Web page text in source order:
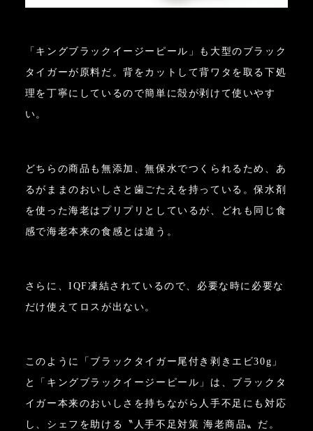
「キングブラックイージーピール」も大型のブラック
タイガーが原料だ。背をカットして背ワタを取る下処
理を丁寧にしているので簡単に殻が剥けて使いやす
い。
どちらの商品も無添加、無保水でつくられるため、あ
るがままのおいしさと歯ごたえを持っている。保水剤
を使った海老はプリプリとしているが、どれも同じ食
感で海老本来の食感とは違う。
さらに、IQF凍結されているので、必要な時に必要な
だけ使えてロスが出ない。
このように「ブラックタイガー尾付き剥きエビ30g」
と「キングブラックイージーピール」は、ブラックタ
イガー本来のおいしさを持ちながら人手不足にも対応
し、シェフを助ける〝人手不足対策 海老商品〟だ。